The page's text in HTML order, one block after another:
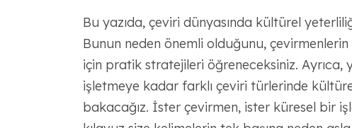
Bu yazıda, çeviri dünyasında kültürel
Bunun neden önemli olduğunu,
için pratik stratejileri öğreneceksiniz.
işletmeye kadar farklı çeviri türlerinde
bakacağız. İster çevirmen, ister küresel bir